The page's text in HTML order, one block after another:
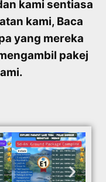
kami sentiasa
kami, Baca
yang mereka
pakej